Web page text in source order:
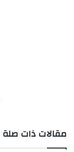
مقالات ذات صلة